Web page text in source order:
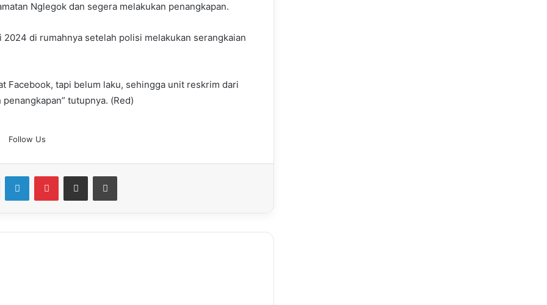
Nglegok dan segera melakukan penangkapan.
di rumahnya setelah polisi melakukan serangkaian
Facebook, tapi belum laku, sehingga unit reskrim dari
tutupnya. (Red)
Follow Us